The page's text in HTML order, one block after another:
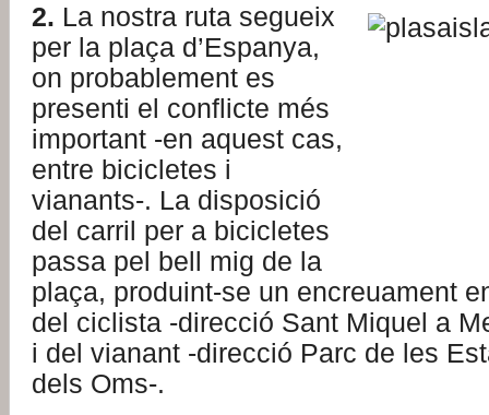
2. La nostra ruta segueix
per la plaça d’Espanya,
on probablement es
presenti el conflicte més
important -en aquest cas,
entre bicicletes i
vianants-. La disposició
del carril per a bicicletes
passa pel bell mig de la
plaça, produint-se un encreuament
del ciclista -direcció Sant Miquel a
i del vianant -direcció Parc de les
dels Oms-.